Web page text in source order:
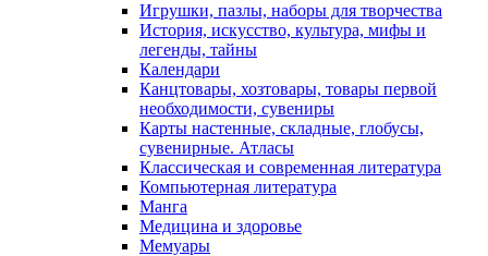
Игрушки, пазлы, наборы для творчества
История, искусство, культура, мифы и
легенды, тайны
Календари
Канцтовары, хозтовары, товары первой
необходимости, сувениры
Карты настенные, складные, глобусы,
сувенирные. Атласы
Классическая и современная литература
Компьютерная литература
Манга
Медицина и здоровье
Мемуары